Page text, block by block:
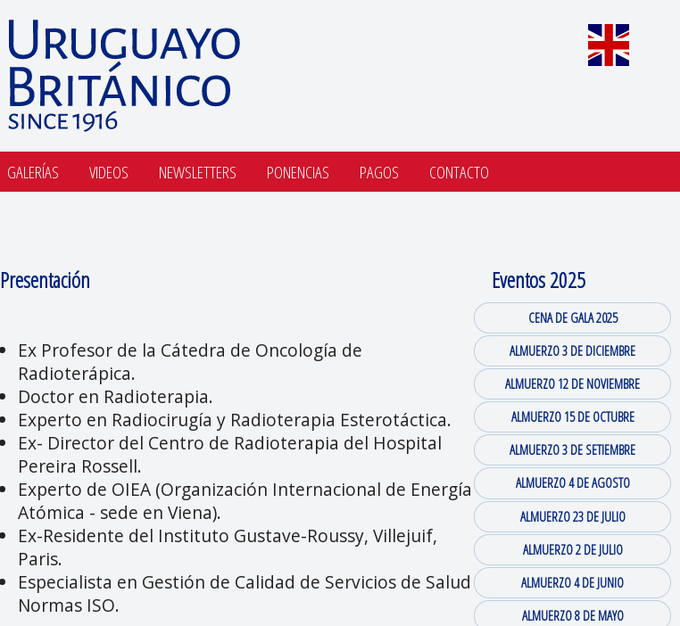
GALERÍAS VIDEOS NEWSLETTERS PONENCIAS PAGOS CONTACTO
Presentación
Ex Profesor de la Cátedra de Oncología de
Radioterápica.
Doctor en Radioterapia. ⁠
Experto en Radiocirugía y Radioterapia Esterotáctica. ⁠
Ex- Director del Centro de Radioterapia del Hospital
Pereira Rossell. ⁠
Experto de OIEA (Organización Internacional de Energía
Atómica - sede en Viena).
Ex-Residente del Instituto Gustave-Roussy, Villejuif,
Paris.
Especialista en Gestión de Calidad de Servicios de Salud
Normas ISO.
Eventos 2025
CENA DE GALA 2025
ALMUERZO 3 DE DICIEMBRE
ALMUERZO 12 DE NOVIEMBRE
ALMUERZO 15 DE OCTUBRE
ALMUERZO 3 DE SETIEMBRE
ALMUERZO 4 DE AGOSTO
ALMUERZO 23 DE JULIO
ALMUERZO 2 DE JULIO
ALMUERZO 4 DE JUNIO
ALMUERZO 8 DE MAYO